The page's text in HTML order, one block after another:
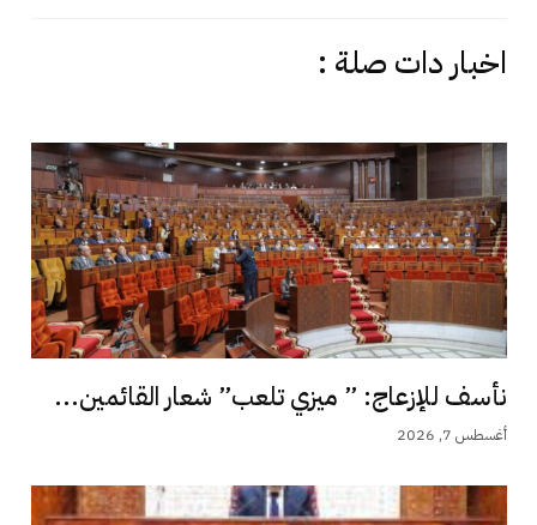
اخبار دات صلة :
نأسف للإزعاج: ” ميزي تلعب” شعار القائمين...
أغسطس 7, 2026